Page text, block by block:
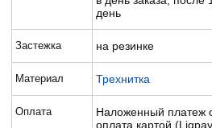
день
Застежка на резинке
Материал Трехнитка
Оплата
Наложенный платеж
оплата картой